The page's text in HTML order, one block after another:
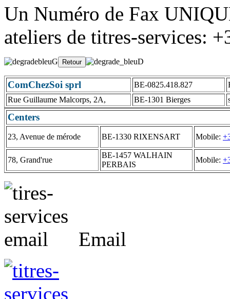
Un Numéro de Fax
ateliers de titres-services:
ComChezSoi sprl BE-0825.418.827
Rue Guillaume Malcorps, 2A,
BE-1301 Bierges
Centers
23, Avenue de mérode BE-1330 RIXENSART Mobile:
78, Grand'rue
BE-1457 WALHAIN
PERBAIS
Mobile:
Email